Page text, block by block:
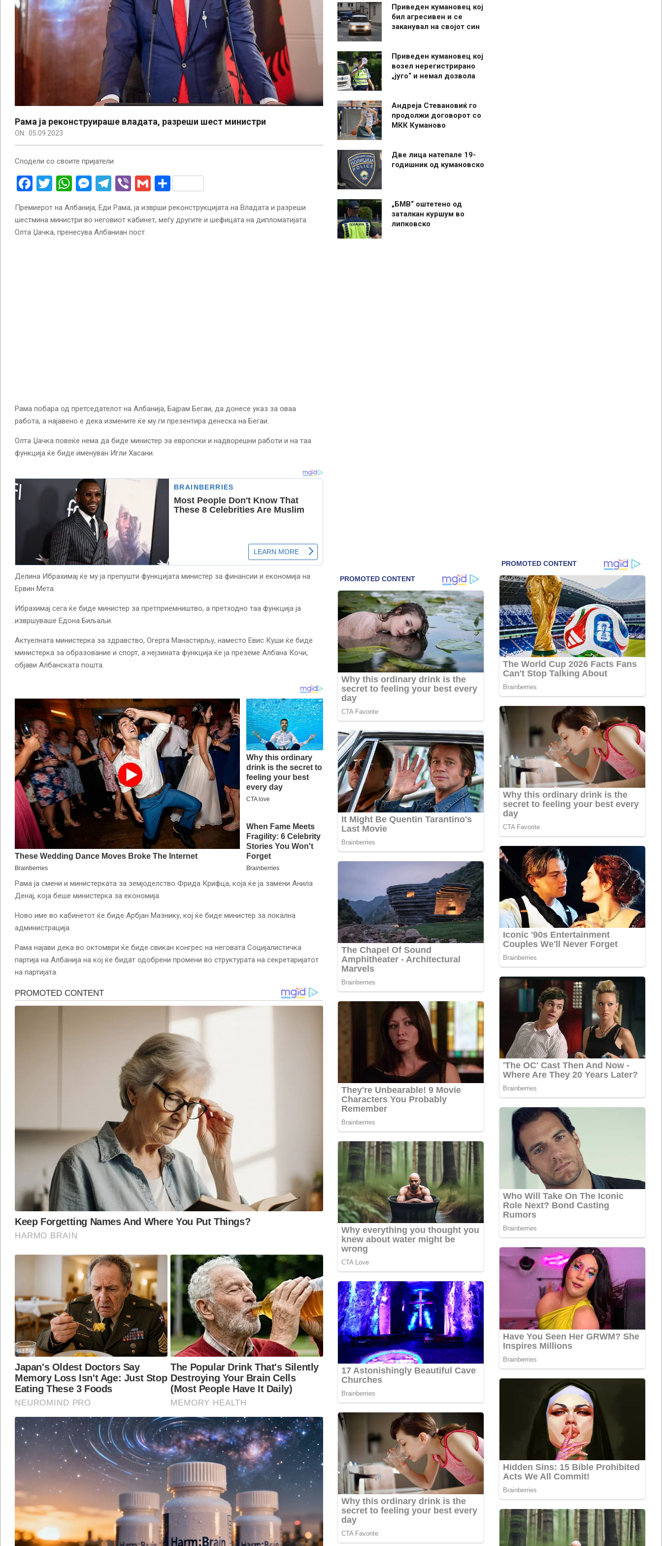
Рама ја реконструираше владата, разреши шест министри
ON: 05.09.2023
Сподели со своите пријатели
Facebook
Twitter
WhatsApp
Messenger
Telegram
ViberGmailShare
Премиерот на Албанија, Еди Рама, ја изврши реконструкцијата на Владата и разреши
шестмина министри во неговиот кабинет, меѓу другите и шефицата на дипломатијата
Олта Џачка, пренесува Албаниан пост.
Рама побара од претседателот на Албанија, Бајрам Бегаи, да донесе указ за оваа
работа, а најавено е дека измените ќе му ги презентира денеска на Бегаи.
Олта Џачка повеќе нема да биде министер за европски и надворешни работи и на таа
функција ќе биде именуван Игли Хасани.
Делина Ибрахимај ќе му ја препушти функцијата министер за финансии и економија на
Ервин Мета.
Ибрахимај сега ќе биде министер за претприемништво, а претходно таа функција ја
извршуваше Едона Биљаљи.
Актуелната министерка за здравство, Огерта Манастирљу, наместо Евис Куши ќе биде
министерка за образование и спорт, а нејзината функција ќе ја преземе Албана Кочи,
објави Албанската пошта.
Рама ја смени и министерката за земјоделство Фрида Крифца, која ќе ја замени Анила
Денај, која беше министерка за економија.
Ново име во кабинетот ќе биде Арбјан Мазнику, кој ќе биде министер за локална
администрација.
Рама најави дека во октомври ќе биде свикан конгрес на неговата Социјалистичка
партија на Албанија на кој ќе бидат одобрени промени во структурата на секретаријатот
на партијата.
Приведен кумановец кој
бил агресивен и се
заканувал на својот син
Приведен кумановец кој
возел нерегистрирано
„југо“ и немал дозвола
Андреја Стевановиќ го
продолжи договорот со
МКК Куманово
Две лица натепале 19-
годишник од кумановско
„БМВ“ оштетено од
заталкан куршум во
липковско